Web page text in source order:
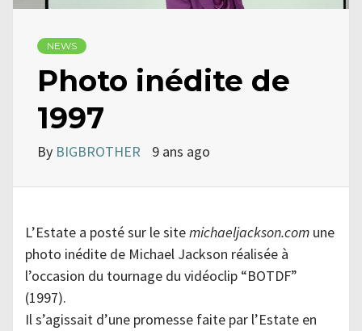
NEWS
Photo inédite de
1997
By BIGBROTHER 9 ans ago
L’Estate a posté sur le sitemichaeljackson.com une
photo inédite de Michael Jackson réalisée à
l’occasion du tournage du vidéoclip “BOTDF”
(1997).
Il s’agissait d’une promesse faite par l’Estate en